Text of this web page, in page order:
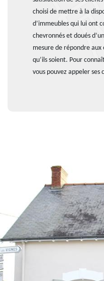
choisi de mettre à la
d’immeubles qui lui ont
chevronnés et doués
mesure de répondre aux
qu’ils soient. Pour
vous pouvez appeler ses